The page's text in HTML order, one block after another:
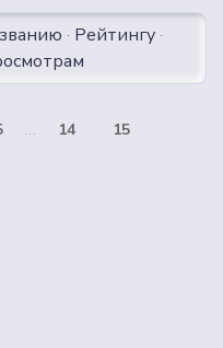
· Рейтингу ·
... 14 15